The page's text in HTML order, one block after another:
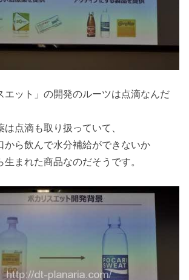
エット」の開発のルーツは点滴なんだ
は点滴も取り扱っていて、
から飲んで水分補給ができないか
生まれた商品なのだそうです。